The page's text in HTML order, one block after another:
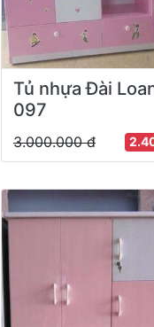
Tủ nhựa Đài
097
3.000.000 đ